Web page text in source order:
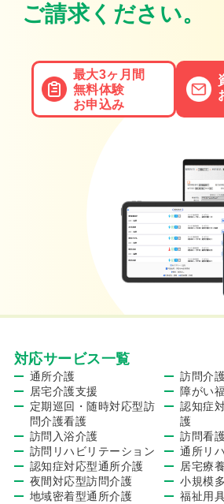
ご請求ください。
最大3ヶ月間
無料体験
お申込み
対応サービス一覧
通所介護
訪問介
居宅介護支援
障がい
定期巡回・随時対応型訪
問介護看護
認知症
護
訪問入浴介護
訪問看
訪問リハビリテーション
通所リ
認知症対応型通所介護
居宅療
夜間対応型訪問介護
小規模
地域密着型通所介護
福祉用